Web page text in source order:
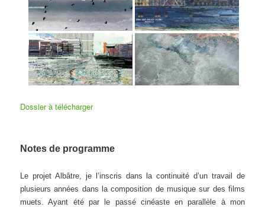
Dossier à télécharger
Notes de programme
Le projet Albâtre, je l’inscris dans la continuité d’un travail de
plusieurs années dans la composition de musique sur des films
muets. Ayant été par le passé cinéaste en parallèle à mon